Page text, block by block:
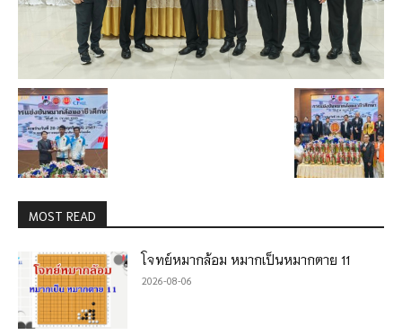
MOST READ
โจทย์หมากล้อม หมากเป็นหมากตาย 11
2026-08-06